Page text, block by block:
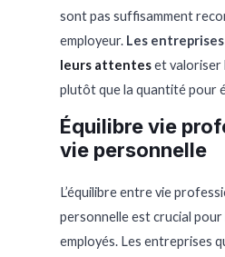
sont pas suffisamment
employeur. Les
leurs attenteset valoriser
plutôt que la quantité pour
Équilibre vie
vie personnelle
L’équilibre entre vie
personnelle est crucial
employés. Les entreprises